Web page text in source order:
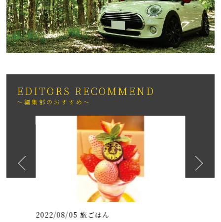
EDITORS RECOMMEND
～編集部のおすすめ～
2026
紹介
2022/08/05 旅ごはん